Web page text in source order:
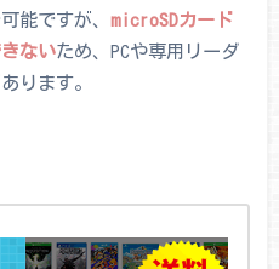
能ですが、 microSDカード
ないため、PCや専用リーダ
ります。